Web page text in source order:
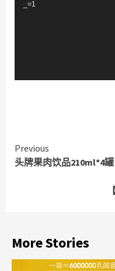
_=1
Continue
Reading
Previous
头牌果肉饮品210ml*4罐
More Stories